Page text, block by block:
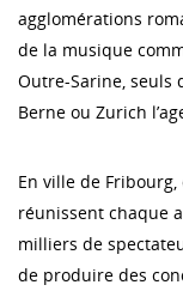
agglomérations
de la musique
Outre-Sarine, seuls
Berne ou Zurich
En ville de
réunissent chaque
milliers de
de produire des